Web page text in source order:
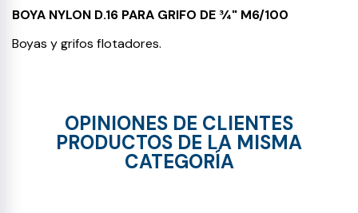
BOYA NYLON D.16 PARA GRIFO DE ¾" M6/100
Boyas y grifos flotadores.
OPINIONES DE CLIENTES
PRODUCTOS DE LA MISMA
CATEGORÍA